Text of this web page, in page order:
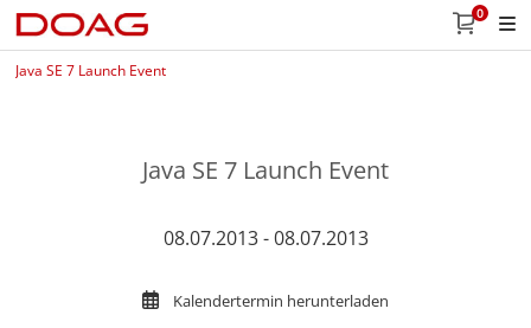
0
Java SE 7 Launch Event
Java SE 7 Launch Event
08.07.2013 - 08.07.2013
Kalendertermin herunterladen